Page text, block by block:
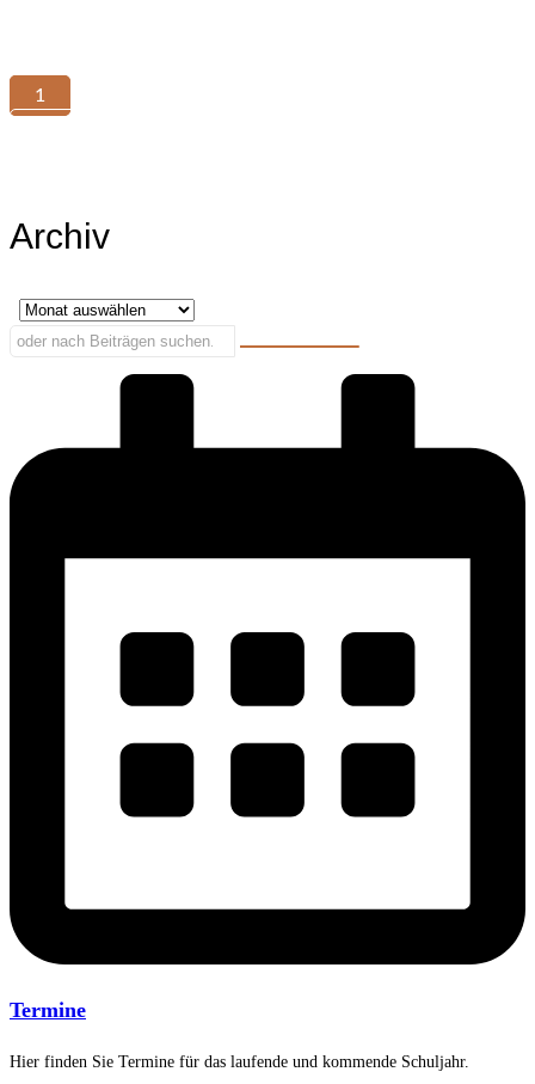
1
Archiv
Termine
Hier finden Sie Termine für das laufende und kommende Schuljahr.